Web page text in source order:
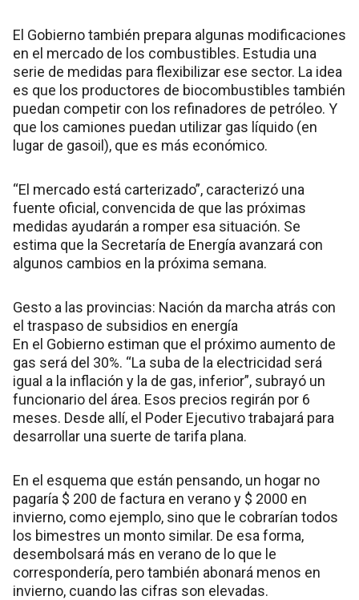
El Gobierno también prepara algunas modificaciones
en el mercado de los combustibles. Estudia una
serie de medidas para flexibilizar ese sector. La idea
es que los productores de biocombustibles también
puedan competir con los refinadores de petróleo. Y
que los camiones puedan utilizar gas líquido (en
lugar de gasoil), que es más económico.
“El mercado está carterizado”, caracterizó una
fuente oficial, convencida de que las próximas
medidas ayudarán a romper esa situación. Se
estima que la Secretaría de Energía avanzará con
algunos cambios en la próxima semana.
Gesto a las provincias: Nación da marcha atrás con
el traspaso de subsidios en energía
En el Gobierno estiman que el próximo aumento de
gas será del 30%. “La suba de la electricidad será
igual a la inflación y la de gas, inferior”, subrayó un
funcionario del área. Esos precios regirán por 6
meses. Desde allí, el Poder Ejecutivo trabajará para
desarrollar una suerte de tarifa plana.
En el esquema que están pensando, un hogar no
pagaría $ 200 de factura en verano y $ 2000 en
invierno, como ejemplo, sino que le cobrarían todos
los bimestres un monto similar. De esa forma,
desembolsará más en verano de lo que le
correspondería, pero también abonará menos en
invierno, cuando las cifras son elevadas.